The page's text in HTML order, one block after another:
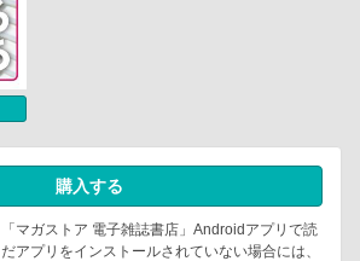
購入する
マガストア 電子雑誌書店」Androidアプリで読
アプリをインストールされていない場合には、